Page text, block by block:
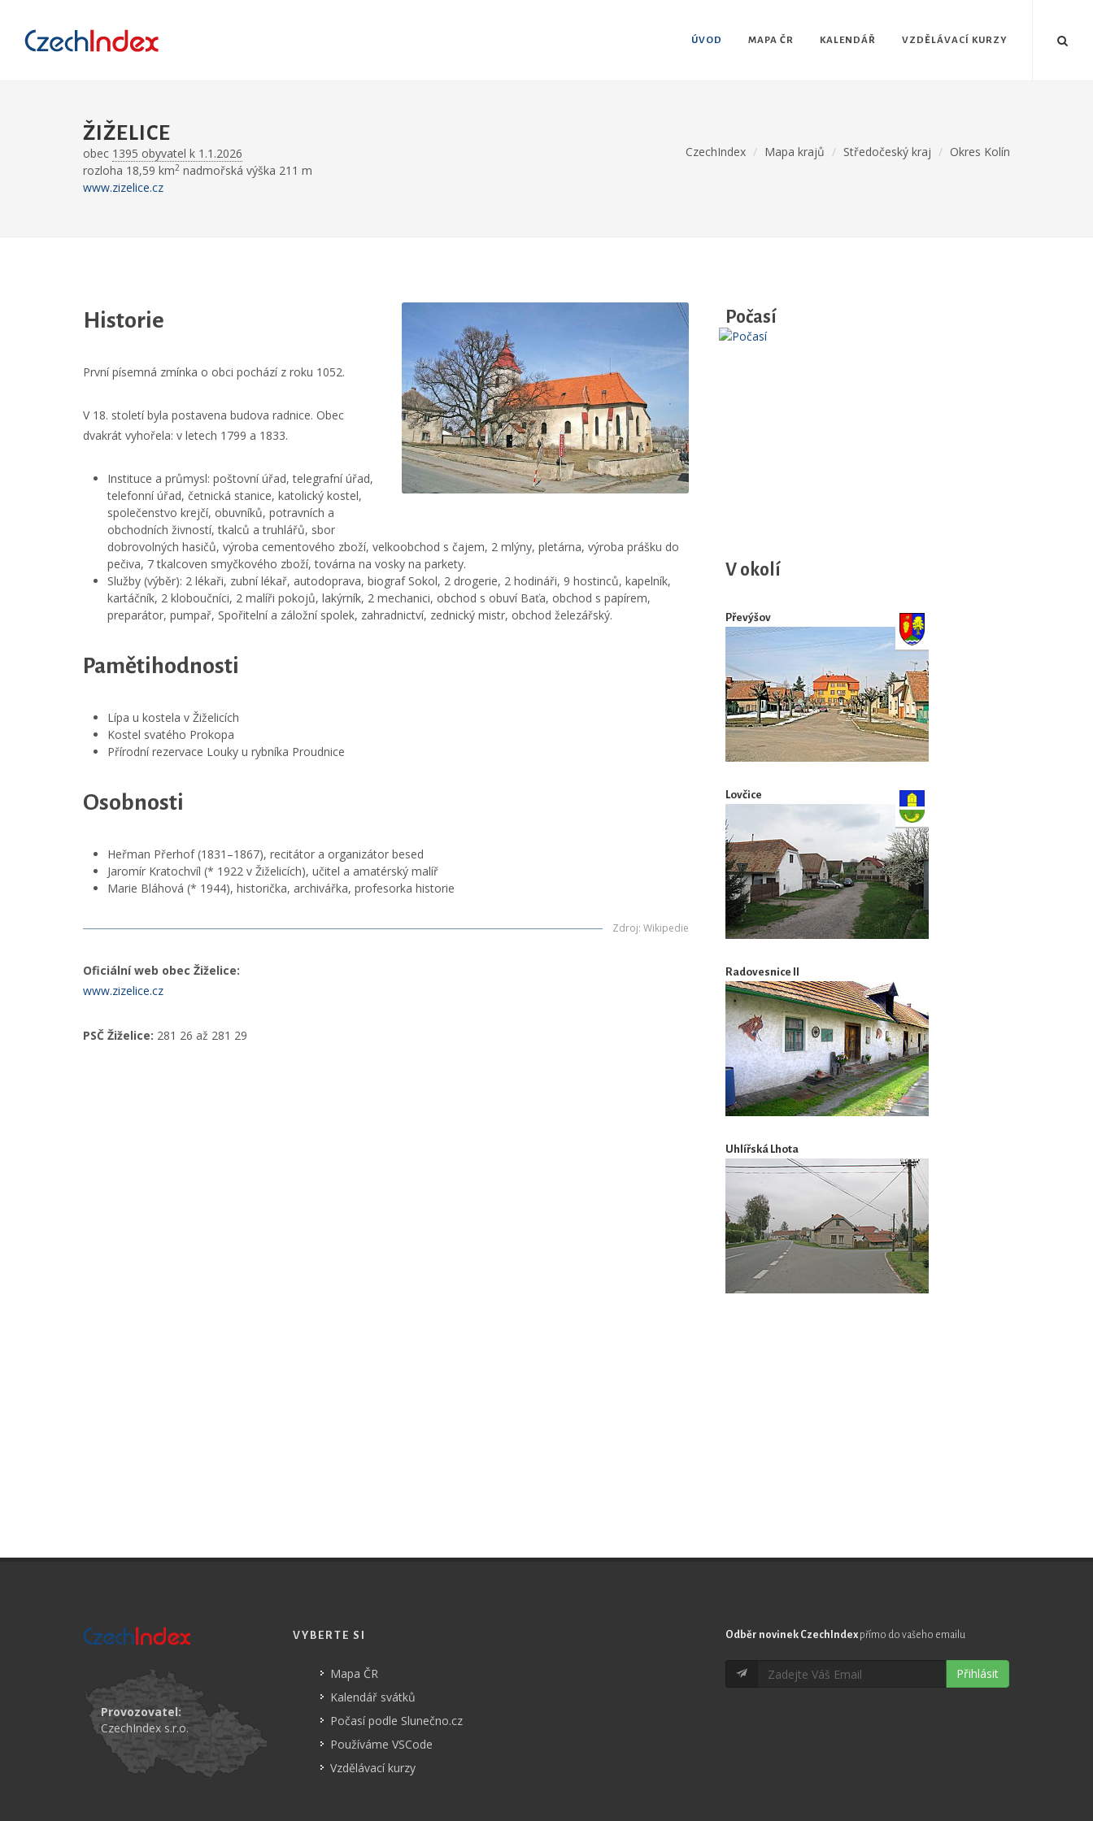
ÚVOD MAPA ČR KALENDÁŘ VZDĚLÁVACÍ KURZY
ŽIŽELICE
obec 1395 obyvatel k 1.1.2026
rozloha 18,59 km2 nadmořská výška 211 m
www.zizelice.cz
CzechIndex Mapa krajů Středočeský kraj Okres Kolín
Historie
První písemná zmínka o obci pochází z roku 1052.
V 18. století byla postavena budova radnice. Obec
dvakrát vyhořela: v letech 1799 a 1833.
Instituce a průmysl: poštovní úřad, telegrafní úřad,
telefonní úřad, četnická stanice, katolický kostel,
společenstvo krejčí, obuvníků, potravních a
obchodních živností, tkalců a truhlářů, sbor
dobrovolných hasičů, výroba cementového zboží, velkoobchod s čajem, 2 mlýny, pletárna, výroba prášku do
pečiva, 7 tkalcoven smyčkového zboží, továrna na vosky na parkety.
Služby (výběr): 2 lékaři, zubní lékař, autodoprava, biograf Sokol, 2 drogerie, 2 hodináři, 9 hostinců, kapelník,
kartáčník, 2 kloboučníci, 2 malíři pokojů, lakýrník, 2 mechanici, obchod s obuví Baťa, obchod s papírem,
preparátor, pumpař, Spořitelní a záložní spolek, zahradnictví, zednický mistr, obchod železářský.
Pamětihodnosti
Lípa u kostela v Žiželicích
Kostel svatého Prokopa
Přírodní rezervace Louky u rybníka Proudnice
Osobnosti
Heřman Přerhof (1831–1867), recitátor a organizátor besed
Jaromír Kratochvíl (* 1922 v Žiželicích), učitel a amatérský malíř
Marie Bláhová (* 1944), historička, archivářka, profesorka historie
Zdroj: Wikipedie
Oficiální web obec Žiželice:
www.zizelice.cz
PSČ Žiželice: 281 26 až 281 29
Počasí
V okolí
Převýšov
Lovčice
Radovesnice II
Uhlířská Lhota
Provozovatel:
CzechIndex s.r.o.
VYBERTE SI
Mapa ČR
Kalendář svátků
Počasí podle Slunečno.cz
Používáme VSCode
Vzdělávací kurzy
Odběr novinek CzechIndex přímo do vašeho emailu
Přihlásit